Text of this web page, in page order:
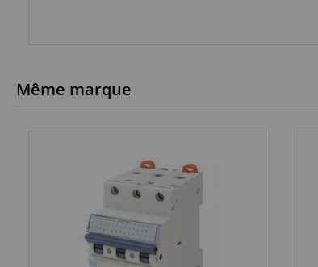
Même marque